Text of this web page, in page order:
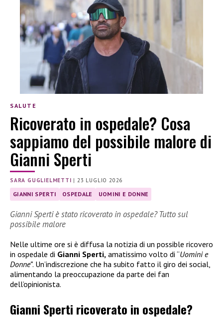
SALUTE
Ricoverato in ospedale? Cosa
sappiamo del possibile malore di
Gianni Sperti
SARA GUGLIELMETTI | 23 LUGLIO 2026
GIANNI SPERTI OSPEDALE UOMINI E DONNE
Gianni Sperti è stato ricoverato in ospedale? Tutto sul
possibile malore
Nelle ultime ore si è diffusa la notizia di un possible ricovero
in ospedale di Gianni Sperti, amatissimo volto di “Uomini e
Donne”. Un’indiscrezione che ha subito fatto il giro dei social,
alimentando la preoccupazione da parte dei fan
dell’opinionista.
Gianni Sperti ricoverato in ospedale?